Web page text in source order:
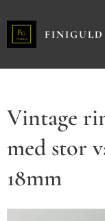
Vintage
med stor
18mm